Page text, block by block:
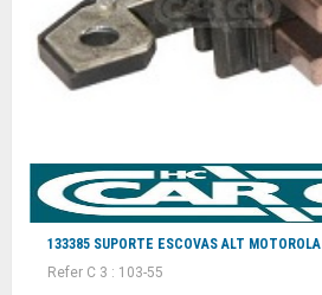
133385 SUPORTE ESCOVAS ALT MOTOROLA
Refer C 3 : 103-55